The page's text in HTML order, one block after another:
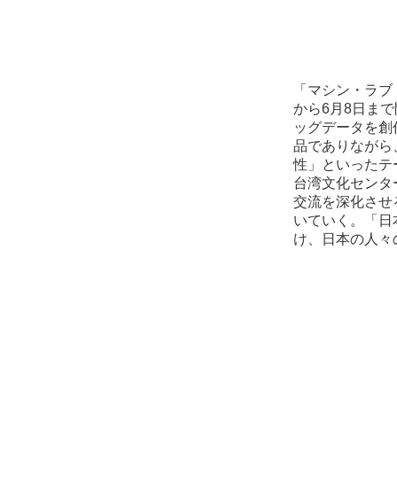
「マシン・ラ
から6月8日ま
ッグデータを
品でありなが
性」といったテ
台湾文化セン
交流を深化さ
いていく。「
け、日本の人々